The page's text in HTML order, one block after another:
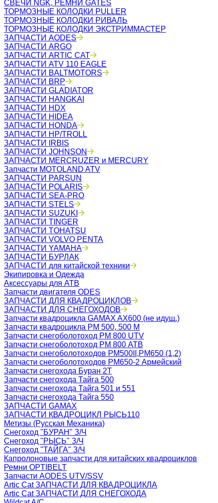
СВЕЧИ NGK, РЕМНИ GATES
ТОРМОЗНЫЕ КОЛОДКИ PULLER
ТОРМОЗНЫЕ КОЛОДКИ РИВАЛЬ
ТОРМОЗНЫЕ КОЛОДКИ ЭКСТРИММАСТЕР
ЗАПЧАСТИ AODES
ЗАПЧАСТИ ARGO
ЗАПЧАСТИ ARTIC CAT
ЗАПЧАСТИ ATV 110 EAGLE
ЗАПЧАСТИ BALTMOTORS
ЗАПЧАСТИ BRP
ЗАПЧАСТИ GLADIATOR
ЗАПЧАСТИ HANGKAI
ЗАПЧАСТИ HDX
ЗАПЧАСТИ HIDEA
ЗАПЧАСТИ HONDA
ЗАПЧАСТИ HP/TROLL
ЗАПЧАСТИ IRBIS
ЗАПЧАСТИ JOHNSON
ЗАПЧАСТИ MERCRUZER и MERCURY
Запчасти MOTOLAND ATV
ЗАПЧАСТИ PARSUN
ЗАПЧАСТИ POLARIS
ЗАПЧАСТИ SEA-PRO
ЗАПЧАСТИ STELS
ЗАПЧАСТИ SUZUKI
ЗАПЧАСТИ TINGER
ЗАПЧАСТИ TOHATSU
ЗАПЧАСТИ VOLVO PENTA
ЗАПЧАСТИ YAMAHA
ЗАПЧАСТИ БУРЛАК
ЗАПЧАСТИ для китайской техники
Экипировка и Одежда
Аксессуары для АТВ
Запчасти двигателя ODES
ЗАПЧАСТИ ДЛЯ КВАДРОЦИКЛОВ
ЗАПЧАСТИ ДЛЯ СНЕГОХОДОВ
Запчасти квадроцикла GAMAX AX600 (не идущ.)
Запчасти квадроцикла РМ 500, 500 М
Запчасти снегоболотоход РМ 800 UTV
Запчасти снегоболотоход РМ 800 АТВ
Запчасти снегоболотоходов РМ500II,РМ650 (1,2)
Запчасти снегоболотоходов РМ650-2 Армейский
Запчасти снегохода Буран 2Т
Запчасти снегохода Тайга 500
Запчасти снегохода Тайга 501 и 551
Запчасти снегохода Тайга 550
ЗАПЧАСТИ GAMAX
ЗАПЧАСТИ КВАДРОЦИКЛ РЫСЬ110
Метизы (Русская Механика)
Снегоход "БУРАН" З/Ч
Снегоход "РЫСЬ" З/Ч
Снегоход "ТАЙГА" З/Ч
Капролоновые запчасти для китайских квадроциклов
Ремни OPTIBELT
Запчасти AODES UTV/SSV
Artic Cat ЗАПЧАСТИ ДЛЯ КВАДРОЦИКЛА
Artic Cat ЗАПЧАСТИ ДЛЯ СНЕГОХОДА